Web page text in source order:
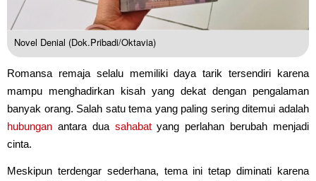
Novel Denial (Dok.Pribadi/Oktavia)
Romansa remaja selalu memiliki daya tarik tersendiri karena
mampu menghadirkan kisah yang dekat dengan pengalaman
banyak orang. Salah satu tema yang paling sering ditemui adalah
hubungan antara dua sahabatyang perlahan berubah menjadi
cinta.
Meskipun terdengar sederhana, tema ini tetap diminati karena